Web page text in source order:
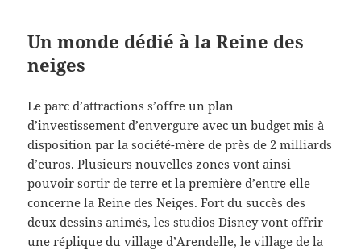
Un monde dédié à la Reine des
neiges
Le parc d’attractions s’offre un plan
d’investissement d’envergure avec un budget mis à
disposition par la société-mère de près de 2 milliards
d’euros. Plusieurs nouvelles zones vont ainsi
pouvoir sortir de terre et la première d’entre elle
concerne la Reine des Neiges. Fort du succès des
deux dessins animés, les studios Disney vont offrir
une réplique du village d’Arendelle, le village de la